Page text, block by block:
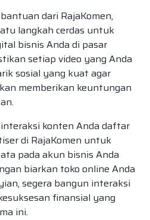
dari RajaKomen,
langkah cerdas untuk
bisnis Anda di pasar
setiap video yang Anda
sosial yang kuat agar
memberikan keuntungan
konten Anda daftar
di RajaKomen untuk
pada akun bisnis Anda
biarkan toko online Anda
segera bangun interaksi
finansial yang
ini.